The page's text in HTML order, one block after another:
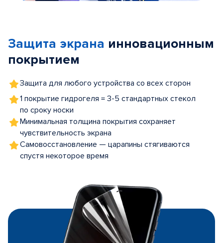
5
Защита экрана инновационным
покрытием
Защита для любого устройства со всех сторон
1 покрытие гидрогеля = 3-5 стандартных стекол
по сроку носки
Минимальная толщина покрытия сохраняет
чувствительность экрана
Самовосстановление — царапины стягиваются
спустя некоторое время